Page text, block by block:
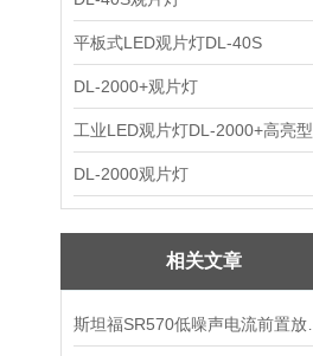
平板式LED观片灯DL-40S
DL-2000+观片灯
工业LED观片灯DL-2000+高亮型
DL-2000观片灯
相关文章